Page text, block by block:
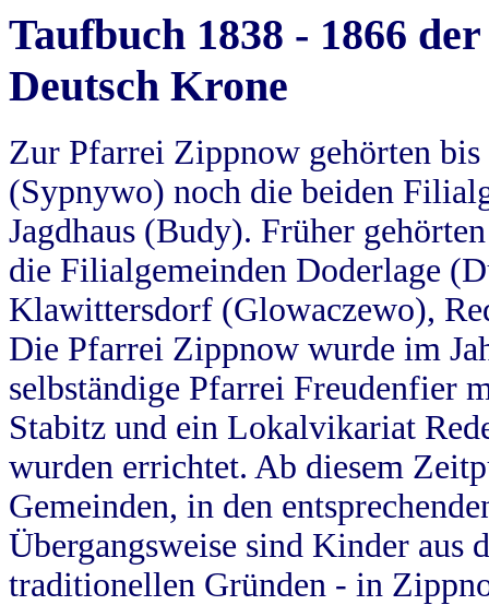
Taufbuch 1838 - 1866
Deutsch Krone
Zur Pfarrei Zippnow gehörten
(Sypnywo) noch die beiden
Jagdhaus (Budy). Früher
die Filialgemeinden Doderlage
Klawittersdorf (Glowaczewo),
Die Pfarrei Zippnow wurde im
selbständige Pfarrei Freudenfier
Stabitz und ein Lokalvikariat
wurden errichtet. Ab diesem
Gemeinden, in den
Übergangsweise sind Kinder aus
traditionellen Gründen - in